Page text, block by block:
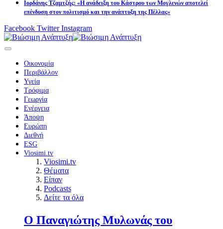
Ιορδάνης Τζαμτζής: «Η ανάδειξη του Κάστρου των Μογλενών αποτελεί
επένδυση στον πολιτισμό και την ανάπτυξη της Πέλλας»
Facebook Twitter Instagram
Οικονομία
Περιβάλλον
Υγεία
Τρόφιμα
Γεωργία
Ενέργεια
Άποψη
Ευρώπη
Διεθνή
ESG
Viosimi.tv
Viosimi.tv
Θέματα
Είπαν
Podcasts
Δείτε τα όλα
Ο Παναγιώτης Μυλωνάς του